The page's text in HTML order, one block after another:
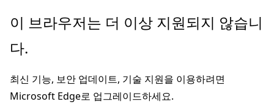
주
콘
츠
로
이 브라우저는 더 이상 지원되지 않습니
다.
최신 기능, 보안 업데이트, 기술 지원을 이용하려면
Microsoft Edge로 업그레이드하세요.